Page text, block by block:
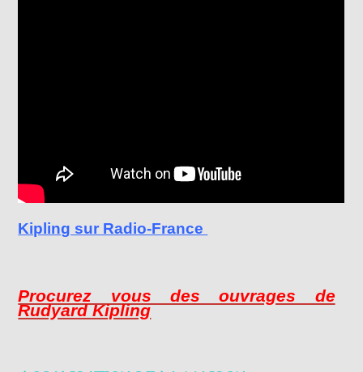
Kipling sur Radio-France
Procurez vous des ouvrages de
Rudyard Kipling